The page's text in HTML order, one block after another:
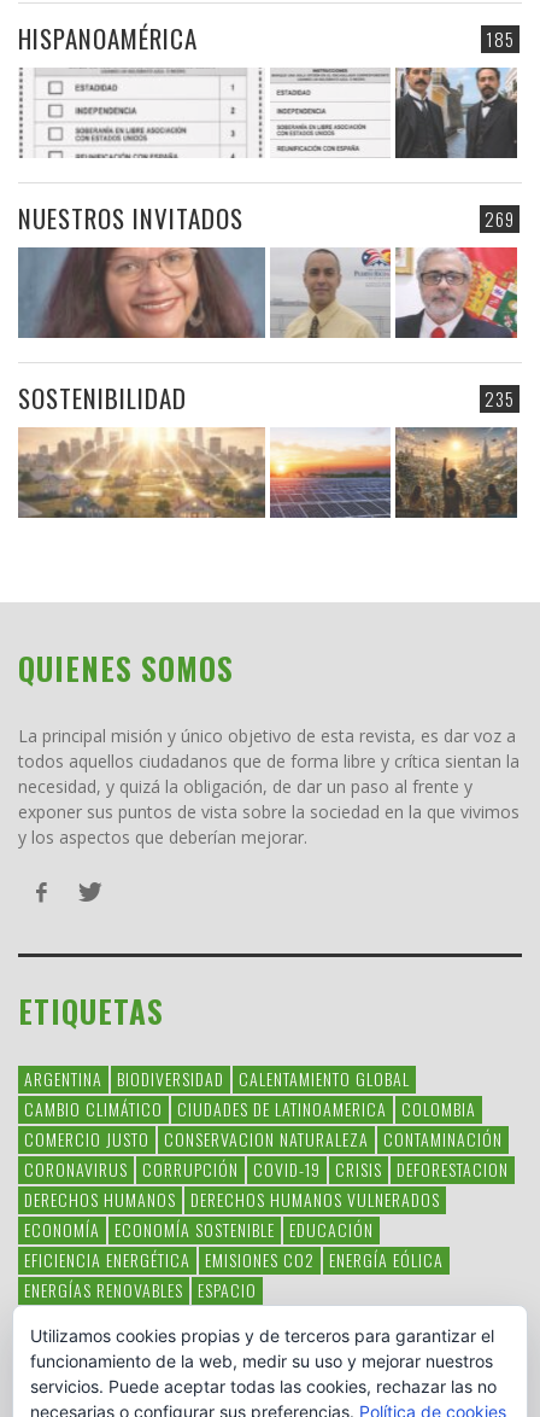
185
HISPANOAMÉRICA
269
NUESTROS INVITADOS
235
SOSTENIBILIDAD
QUIENES SOMOS
La principal misión y único objetivo de esta revista, es dar voz a
todos aquellos ciudadanos que de forma libre y crítica sientan la
necesidad, y quizá la obligación, de dar un paso al frente y
exponer sus puntos de vista sobre la sociedad en la que vivimos
y los aspectos que deberían mejorar.
ETIQUETAS
ARGENTINA BIODIVERSIDAD
CALENTAMIENTO GLOBAL
CAMBIO CLIMÁTICO
CIUDADES DE LATINOAMERICA
COLOMBIA
COMERCIO JUSTO
CONSERVACION NATURALEZA
CONTAMINACIÓN
CORONAVIRUS
CORRUPCIÓN COVID-19 CRISIS
DEFORESTACION
DERECHOS HUMANOS
DERECHOS HUMANOS VULNERADOS
ECONOMÍA
ECONOMÍA SOSTENIBLE
EDUCACIÓN
EFICIENCIA ENERGÉTICA
EMISIONES CO2
ENERGÍA EÓLICA
ENERGÍAS RENOVABLES
ESPACIO
HAMBRE LATINOAMÉRICA MEDIO AMBIENTE
MÉXICO
OBJETIVOS DEL MILENIO
ONGS PAZ POBREZA POESÍA
POLITICA
PUEBLOS INDÍGENAS RSC RSE SOBERANÍA ALIMENTARIA
Utilizamos cookies propias y de terceros para garantizar el
funcionamiento de la web, medir su uso y mejorar nuestros
servicios. Puede aceptar todas las cookies, rechazar las no
necesarias o configurar sus preferencias. Política de cookies